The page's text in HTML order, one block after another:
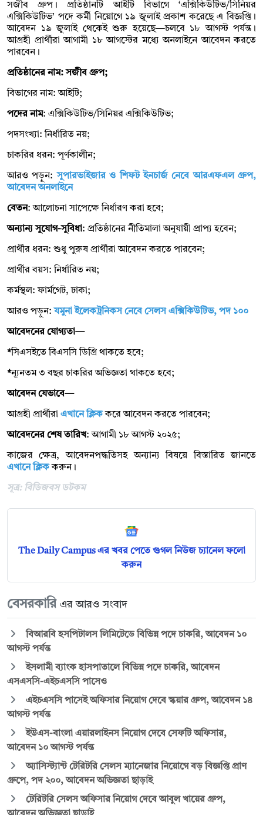
সজীব গ্রুপ। প্রতিষ্ঠানটি আইটি বিভাগে ‘এক্সিকিউটিভ/সিনিয়র
এক্সিকিউটিভ’ পদে কর্মী নিয়োগে ১৯ জুলাই প্রকাশ করেছে এ বিজ্ঞপ্তি।
আবেদন ১৯ জুলাই থেকেই শুরু হয়েছে—চলবে ১৮ আগস্ট পর্যন্ত।
আগ্রহী প্রার্থীরা আগামী ১৮ আগস্টের মধ্যে অনলাইনে আবেদন করতে
পারবেন।
প্রতিষ্ঠানের নাম: সজীব গ্রুপ;
বিভাগের নাম: আইটি;
পদের নাম: এক্সিকিউটিভ/সিনিয়র এক্সিকিউটিভ;
পদসংখ্যা: নির্ধারিত নয়;
চাকরির ধরন: পূর্ণকালীন;
আরও পড়ুন:সুপারভাইজার ও শিফট ইনচার্জ নেবে আরএফএল গ্রুপ,
আবেদন অনলাইনে
বেতন: আলোচনা সাপেক্ষে নির্ধারণ করা হবে;
অন্যান্য সুযোগ-সুবিধা: প্রতিষ্ঠানের নীতিমালা অনুযায়ী প্রাপ্য হবেন;
প্রার্থীর ধরন: শুধু পুরুষ প্রার্থীরা আবেদন করতে পারবেন;
প্রার্থীর বয়স: নির্ধারিত নয়;
কর্মস্থল: ফার্মগেট, ঢাকা;
আরও পড়ুন:যমুনা ইলেকট্রনিকস নেবে সেলস এক্সিকিউটিভ, পদ ১০০
আবেদনের যোগ্যতা—
*সিএসইতে বিএসসি ডিগ্রি থাকতে হবে;
*ন্যূনতম ৩ বছর চাকরির অভিজ্ঞতা থাকতে হবে;
আবেদন যেভাবে—
আগ্রহী প্রার্থীরা এখানে ক্লিককরে আবেদন করতে পারবেন;
আবেদনের শেষ তারিখ: আগামী ১৮ আগস্ট ২০২৫;
কাজের ক্ষেত্র, আবেদনপদ্ধতিসহ অন্যান্য বিষয়ে বিস্তারিত জানতে
এখানে ক্লিককরুন।
সূত্র: বিডিজবস ডটকম
The Daily Campus এর খবর পেতে গুগল নিউজ চ্যানেল ফলো
করুন
বেসরকারি এর আরও সংবাদ
বিআরবি হসপিটালস লিমিটেডে বিভিন্ন পদে চাকরি, আবেদন ১০
আগস্ট পর্যন্ত
ইসলামী ব্যাংক হাসপাতালে বিভিন্ন পদে চাকরি, আবেদন
এসএসসি-এইচএসসি পাসেও
এইচএসসি পাসেই অফিসার নিয়োগ দেবে স্কয়ার গ্রুপ, আবেদন ১৪
আগস্ট পর্যন্ত
ইউএস-বাংলা এয়ারলাইনস নিয়োগ দেবে সেফটি অফিসার,
আবেদন ১০ আগস্ট পর্যন্ত
অ্যাসিস্ট্যান্ট টেরিটরি সেলস ম্যানেজার নিয়োগে বড় বিজ্ঞপ্তি প্রাণ
গ্রুপে, পদ ২০০, আবেদন অভিজ্ঞতা ছাড়াই
টেরিটরি সেলস অফিসার নিয়োগ দেবে আবুল খায়ের গ্রুপ,